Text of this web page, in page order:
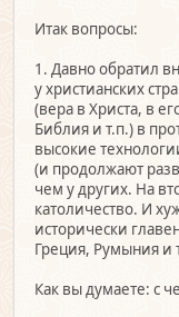
Итак вопросы:
1. Давно обратил
у христианских
(вера в Христа, в
Библия и т.п.) в
высокие
(и продолжают
чем у других. На
католичество. И
исторически
Греция, Румыния и
Как вы думаете: с